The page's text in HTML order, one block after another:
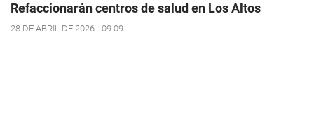
Refaccionarán centros de salud en Los Altos
28 DE ABRIL DE 2026 - 09:09